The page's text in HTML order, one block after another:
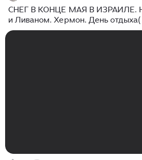
СНЕГ В КОНЦЕ МАЯ В ИЗРАИЛЕ.
и Ливаном. Хермон. День
работе